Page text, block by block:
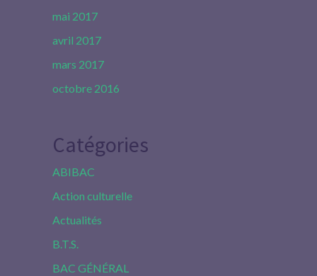
mai 2017
avril 2017
mars 2017
octobre 2016
Catégories
ABIBAC
Action culturelle
Actualités
B.T.S.
BAC GÉNÉRAL